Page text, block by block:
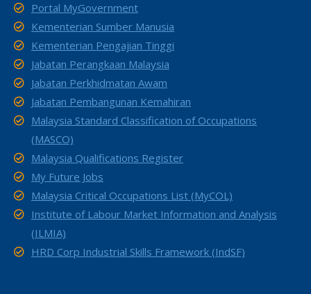
Portal MyGovernment
Kementerian Sumber Manusia
Kementerian Pengajian Tinggi
Jabatan Perangkaan Malaysia
Jabatan Perkhidmatan Awam
Jabatan Pembangunan Kemahiran
Malaysia Standard Classification of Occupations
(MASCO)
Malaysia Qualifications Register
My Future Jobs
Malaysia Critical Occupations List (MyCOL)
Institute of Labour Market Information and Analysis
(ILMIA)
HRD Corp Industrial Skills Framework (IndSF)